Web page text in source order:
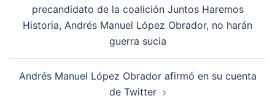
entradas
precandidato de la coalición Juntos Haremos
Historia, Andrés Manuel López Obrador, no harán
guerra sucia
Andrés Manuel López Obrador afirmó en su cuenta
de Twitter